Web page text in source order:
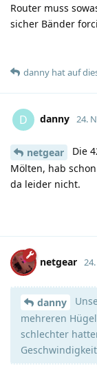
Router muss
sicher Bänder
danny hatauf
D danny 24.
netgear
Die
Mölten, hab
da leider nicht.
netgear
danny
mehreren
schlechter